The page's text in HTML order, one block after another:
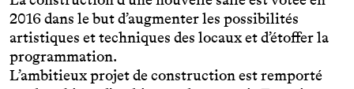
2016 dans le but d’augmenter les possibilités
artistiques et techniques des locaux et d’étoffer la
programmation.
L’ambitieux projet de construction est remporté